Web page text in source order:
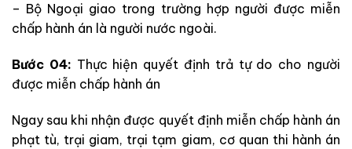
– Bộ Ngoại giao trong trường hợp người được miễn
chấp hành án là người nước ngoài.
Bước 04: Thực hiện quyết định trả tự do cho người
được miễn chấp hành án
Ngay sau khi nhận được quyết định miễn chấp hành án
phạt tù, trại giam, trại tạm giam, cơ quan thi hành án